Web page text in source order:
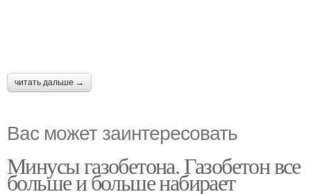
читать дальше →
Вас может заинтересовать
Минусы газобетона. Газобетон все
больше и больше набирает